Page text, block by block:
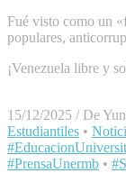
Fué visto como un
populares,
¡Venezuela libre y
15/12/2025 / De
Estudiantiles •
#PrensaUnermb •